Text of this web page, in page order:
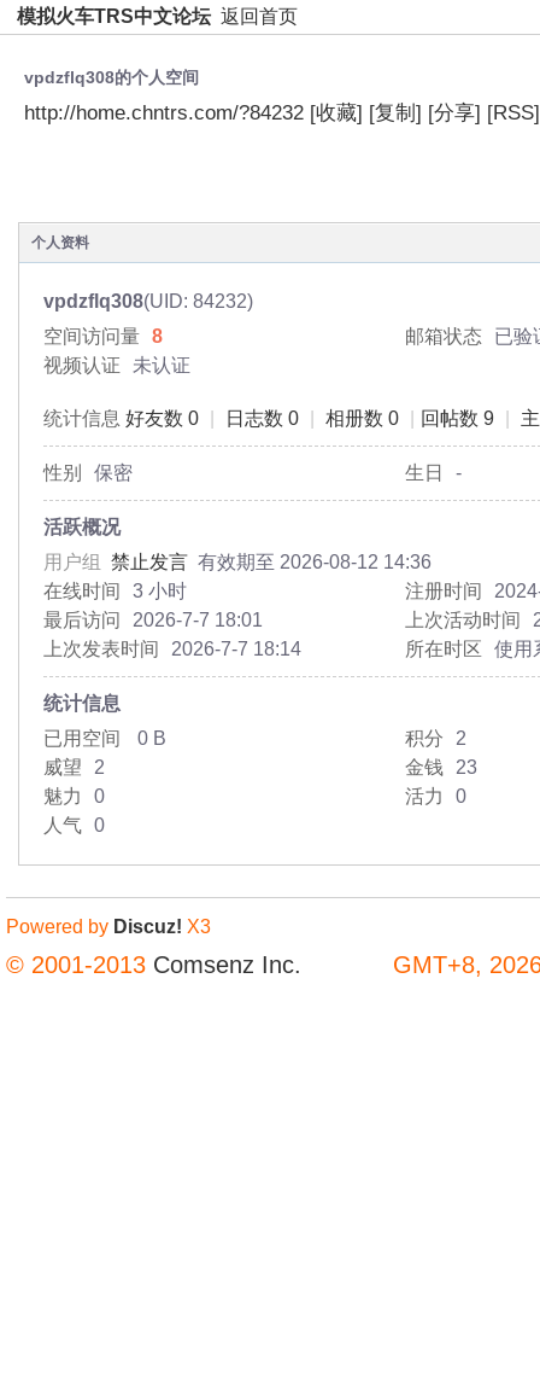
模拟火车TRS中文论坛 返回首页
vpdzflq308的个人空间
http://home.chntrs.com/?84232 [收藏] [复制] [分享] [RSS]
个人资料
vpdzflq308(UID: 84232)
空间访问量 8 邮箱状态
已验
视频认证
未认证
统计信息 好友数 0 日志数 0 相册数 0 回帖数 9
性别 保密 生日 -
活跃概况
用户组 禁止发言 有效期至 2026-08-12 14:36
在线时间
3 小时 注册时间
最后访问
2026-7-7 18:01 上次活动时间
上次发表时间
2026-7-7 18:14 所在时区 使用
统计信息
已用空间
0 B 积分
2
威望
2 金钱
23
魅力
0 活力
0
人气 0
GMT+8,
Powered by Discuz! X3
© 2001-2013 Comsenz Inc.